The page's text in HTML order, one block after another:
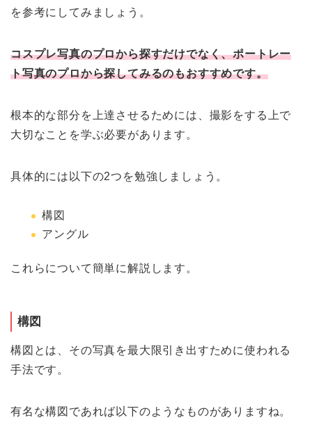
を参考にしてみましょう。
コスプレ写真のプロから探すだけでなく、ポートレー
ト写真のプロから探してみるのもおすすめです。
根本的な部分を上達させるためには、撮影をする上で
大切なことを学ぶ必要があります。
具体的には以下の2つを勉強しましょう。
構図
アングル
これらについて簡単に解説します。
構図
構図とは、その写真を最大限引き出すために使われる
手法です。
有名な構図であれば以下のようなものがありますね。